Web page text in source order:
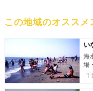
この地域のオススメ
い
海
場
千